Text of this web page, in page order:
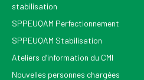
stabilisation
SPPEUQAM Perfectionnement
SPPEUQAM Stabilisation
Ateliers d’information du CMI
Nouvelles personnes chargées